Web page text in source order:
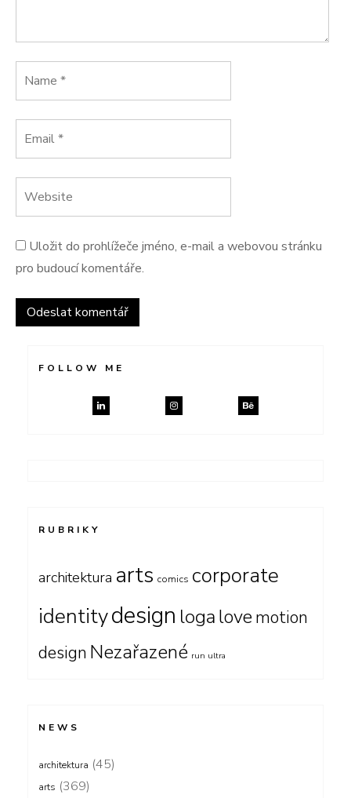
Uložit do prohlížeče jméno, e-mail a webovou stránku
pro budoucí komentáře.
FOLLOW ME
RUBRIKY
architektura arts comics corporate
identitydesign logalovemotion
design Nezařazené run ultra
NEWS
architektura (45)
arts (369)